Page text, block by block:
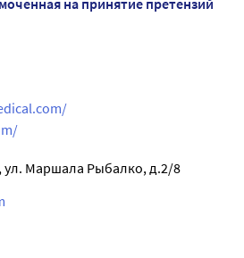
на принятие претензий